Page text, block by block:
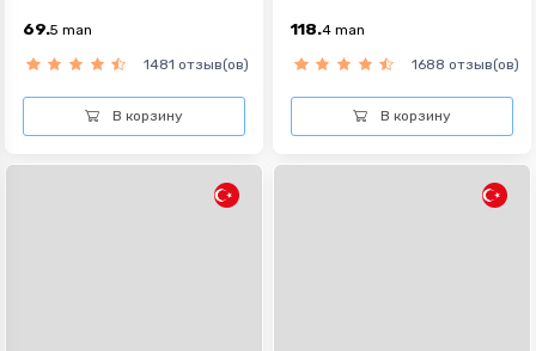
69.5 man
1481 отзыв(ов)
В корзину
118.4 man
1688 отзыв(ов)
В корзину